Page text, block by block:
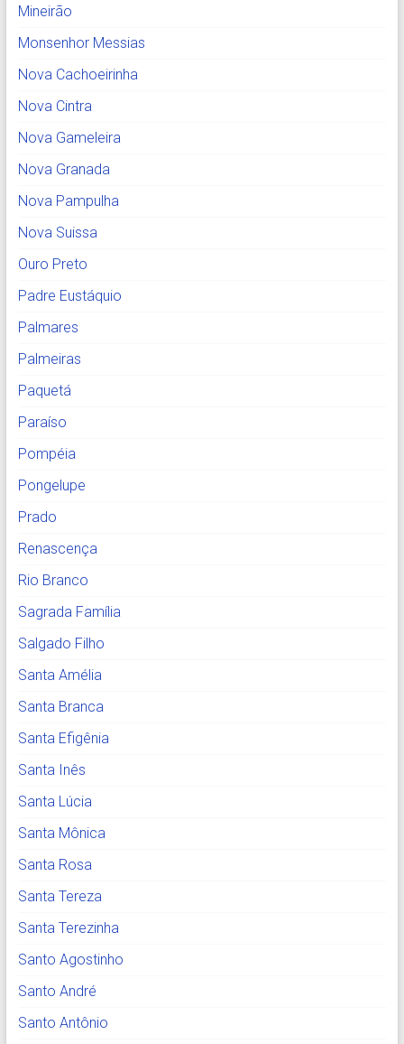
Mineirão
Monsenhor Messias
Nova Cachoeirinha
Nova Cintra
Nova Gameleira
Nova Granada
Nova Pampulha
Nova Suissa
Ouro Preto
Padre Eustáquio
Palmares
Palmeiras
Paquetá
Paraíso
Pompéia
Pongelupe
Prado
Renascença
Rio Branco
Sagrada Família
Salgado Filho
Santa Amélia
Santa Branca
Santa Efigênia
Santa Inês
Santa Lúcia
Santa Mônica
Santa Rosa
Santa Tereza
Santa Terezinha
Santo Agostinho
Santo André
Santo Antônio